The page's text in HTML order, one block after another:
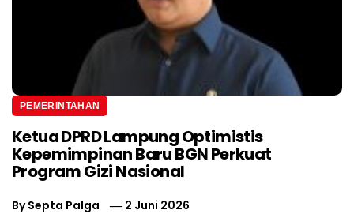
PEMERINTAHAN
Ketua DPRD Lampung Optimistis
Kepemimpinan Baru BGN Perkuat
Program Gizi Nasional
BySepta Palga 2 Juni 2026